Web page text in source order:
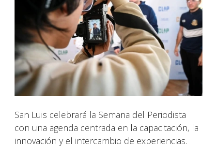
San Luis celebrará la Semana del Periodista
con una agenda centrada en la capacitación, la
innovación y el intercambio de experiencias.